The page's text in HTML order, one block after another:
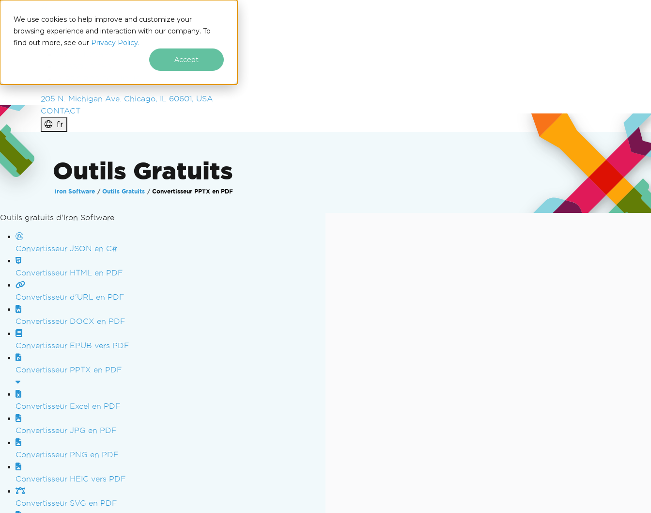
We use cookies to help improve and customize your
browsing experience and interaction with our company. To
find out more, see our Privacy Policy.
Accept
IRONSOFTWARE
PRODUITS
ENTREPRISE
205 N. Michigan Ave. Chicago, IL 60601, USA
CONTACT
fr
Outils Gratuits
Iron Software Outils Gratuits Convertisseur PPTX en PDF
Passer au contenu du pied de page
Outils gratuits d'Iron Software
Convertisseur JSON en C#
Convertisseur HTML en PDF
Convertisseur d'URL en PDF
Convertisseur DOCX en PDF
Convertisseur EPUB vers PDF
Convertisseur PPTX en PDF
Convertisseur Excel en PDF
Convertisseur JPG en PDF
Convertisseur PNG en PDF
Convertisseur HEIC vers PDF
Convertisseur SVG en PDF